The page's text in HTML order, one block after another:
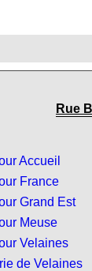
Rue
Accueil
France
Grand Est
Meuse
Velaines
de Velaines